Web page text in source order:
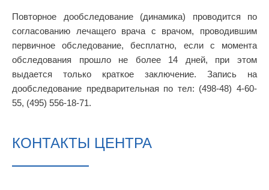
Повторное дообследование (динамика) проводится по
согласованию лечащего врача с врачом, проводившим
первичное обследование, бесплатно, если с момента
обследования прошло не более 14 дней, при этом
выдается только краткое заключение. Запись на
дообследование предварительная по тел: (498-48) 4-60-
55, (495) 556-18-71.
КОНТАКТЫ ЦЕНТРА